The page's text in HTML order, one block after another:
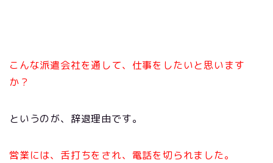
こんな派遣会社を通して、仕事をしたいと思います
か？
というのが、辞退理由です。
営業には、舌打ちをされ、電話を切られました。